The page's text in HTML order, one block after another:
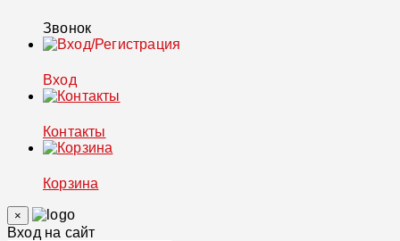
Звонок
Вход
Контакты
Корзина
×
Вход на сайт